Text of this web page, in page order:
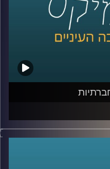
דווקא באחד
עולם הלידות, נמצאת
בית החולים לנשים
לרפואה באוניברסיטת
מתקדמות ברפואה לצד
בזמן אמת.
הפכו מפלטפורמה
בחיי רוב האנשים,